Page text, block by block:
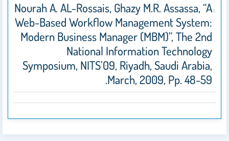
Nourah A. AL-Rossais, Ghazy M.R. Assassa, “A
Web-Based Workflow Management System:
Modern Business Manager (MBM)”, The 2nd
National Information Technology
Symposium, NITS’09, Riyadh, Saudi Arabia,
March, 2009, Pp. 48-59.